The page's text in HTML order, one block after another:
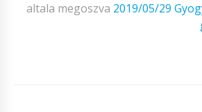
altala megoszva 2019/05/29